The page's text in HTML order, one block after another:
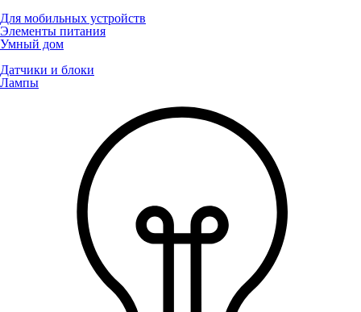
Для мобильных устройств
Элементы питания
Умный дом
Датчики и блоки
Лампы